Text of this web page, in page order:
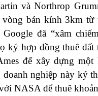
và Northrop
bán kính 3km từ
đã “xâm
ký hợp đồng thuê đất
để xây dựng một
doanh nghiệp này ký
NASA để thuê